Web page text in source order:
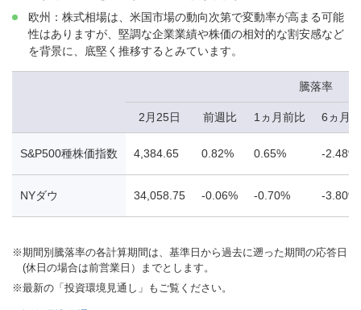
欧州：株式相場は、米国市場の動向次第で変動率が高まる可能
性はありますが、堅調な企業業績や株価の相対的な割安感など
を背景に、底堅く推移するとみています。
騰落率
2月25日 前週比 1ヵ月前比 6ヵ月
S&P500種株価指数 4,384.65 0.82% 0.65% -2.48%
NYダウ 34,058.75 -0.06% -0.70% -3.80%
※期間別騰落率の各計算期間は、基準日から過去に遡った期間の応答日
(休日の場合は前営業日）までとします。
※最新の「投資環境見通し」もご覧ください。